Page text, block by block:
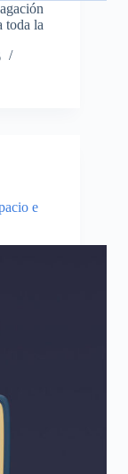
toda la
e